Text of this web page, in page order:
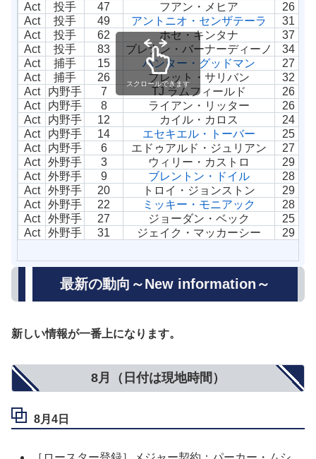
Act
投手 47 フアン・メヒア
26
Act
投手 49 アントニオ・センザテーラ
31
Act
投手 62 ホセ・キンタナ
37
Act
投手 83 ブレナン・バーナーディーノ
34
Act
捕手 15 ハンター・グッドマン
27
Act
捕手 26 ブレット・サリバン
32
Act
内野手 7 TJ ラムフィールド
26
Act
内野手 8 ライアン・リッター
26
Act
内野手 12 カイル・カロス
24
Act
内野手 14 エセキエル・トーバー
25
Act
内野手 6 エドゥアルド・ジュリアン
27
Act
外野手 3 ウィリー・カストロ
29
Act
外野手 9 ブレントン・ドイル
28
Act
外野手 20 トロイ・ジョンストン
29
Act
外野手 22 ミッキー・モニアック
28
Act
外野手 27 ジョーダン・ベック
25
Act
外野手 31 ジェイク・マッカーシー 29
スクロールできます
最新の動向～New information～
新しい情報が一番上になります。
8月（日付は現地時間）
8月4日